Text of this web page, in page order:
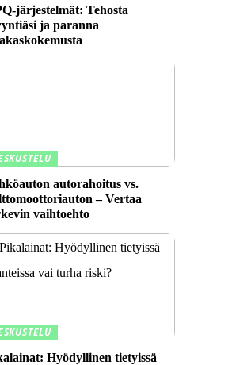
järjestelmät: Tehosta
ja paranna
autorahoitus vs.
– Vertaa
vaihtoehto
Hyödyllinen tietyissä